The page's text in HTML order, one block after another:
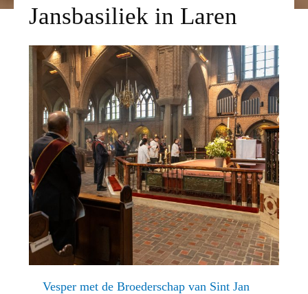
Jansbasiliek in Laren
Vesper met de Broederschap van Sint Jan